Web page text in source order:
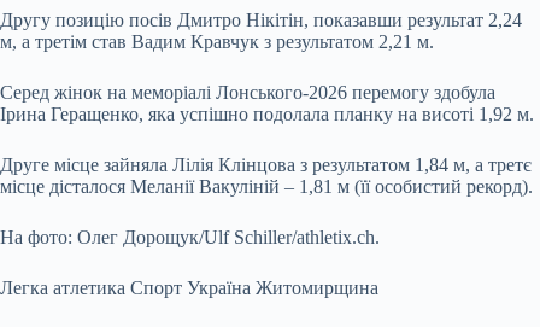
Другу позицію посів Дмитро Нікітін, показавши результат 2,24
м, а третім став Вадим Кравчук з результатом 2,21 м.
Серед жінок на меморіалі Лонського-2026 перемогу здобула
Ірина Геращенко, яка успішно подолала планку на висоті 1,92 м.
Друге місце зайняла Лілія Клінцова з результатом 1,84 м, а третє
місце дісталося Меланії Вакуліній – 1,81 м (її особистий рекорд).
На фото: Олег Дорощук/Ulf Schiller/athletix.ch.
Легка атлетика Спорт Україна Житомирщина